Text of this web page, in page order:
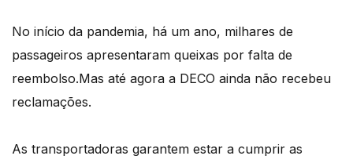
No início da pandemia, há um ano, milhares de
passageiros apresentaram queixas por falta de
reembolso.Mas até agora a DECO ainda não recebeu
reclamações.
As transportadoras garantem estar a cumprir as